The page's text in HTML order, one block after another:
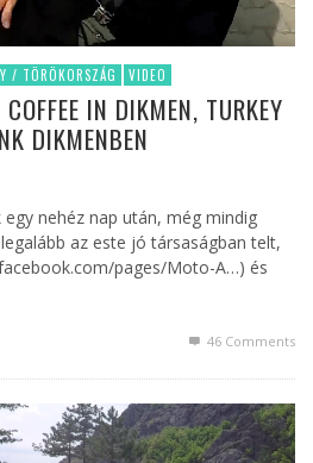
/ TÖRÖKORSZÁG VIDEO
IN DIKMEN, TURKEY
DIKMENBEN
nehéz nap után, még mindig
az este jó társaságban telt,
pages/Moto-A…) és
46 Comments